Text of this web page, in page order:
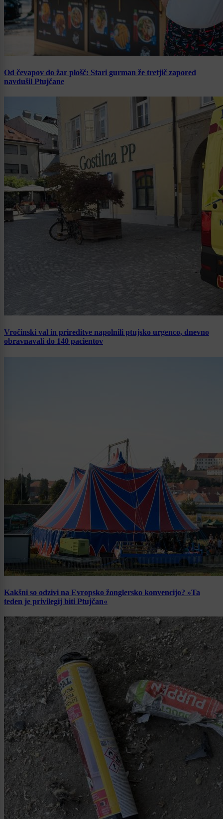
Od čevapov do žar plošč: Stari gurman že tretjič zapored
navdušil Ptujčane
Vročinski val in prireditve napolnili ptujsko urgenco, dnevno
obravnavali do 140 pacientov
Kakšni so odzivi na Evropsko žonglersko konvencijo? »Ta
teden je privilegij biti Ptujčan«